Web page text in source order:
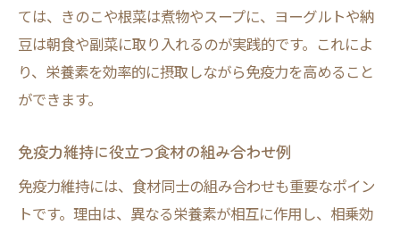
ては、きのこや根菜は煮物やスープに、ヨーグルトや納
豆は朝食や副菜に取り入れるのが実践的です。これによ
り、栄養素を効率的に摂取しながら免疫力を高めること
ができます。
免疫力維持に役立つ食材の組み合わせ例
免疫力維持には、食材同士の組み合わせも重要なポイン
トです。理由は、異なる栄養素が相互に作用し、相乗効